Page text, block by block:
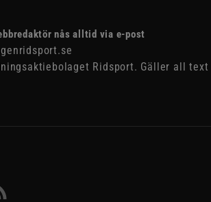
nås alltid via e-post
Ridsport. Gäller all text